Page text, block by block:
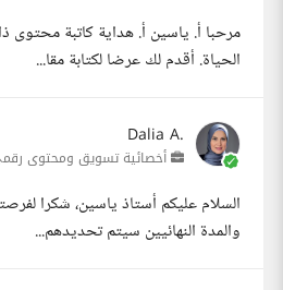
مرحبا أ. ياسين أ. هداية كاتبة محتوى
الحياة. أقدم لك عرضا لكتابة مقا...
Dalia A.
أخصائية تسويق ومحتوى
والمدة النهائيين سيتم تحديدهم...